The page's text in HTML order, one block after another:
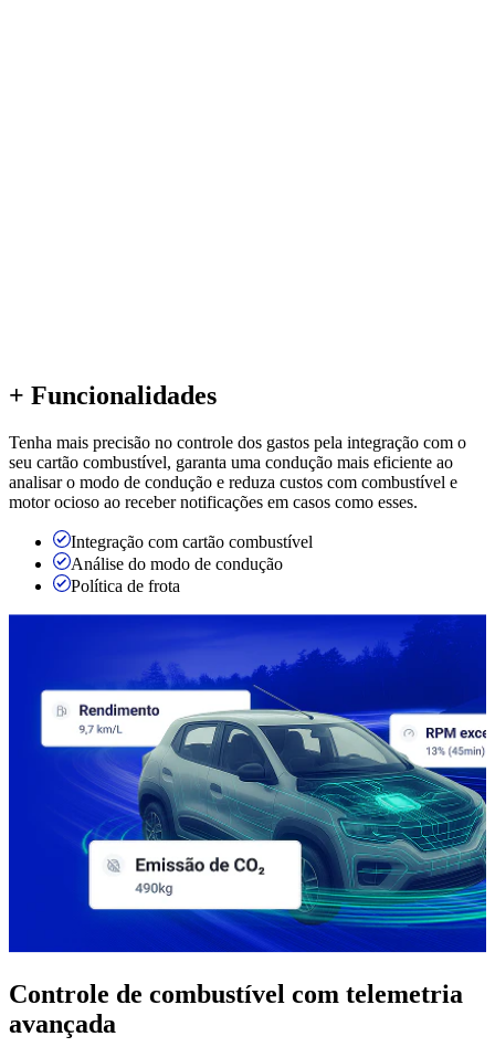
+ Funcionalidades
Tenha mais precisão no controle dos gastos pela integração com o
seu cartão combustível, garanta uma condução mais eficiente ao
analisar o modo de condução e reduza custos com combustível e
motor ocioso ao receber notificações em casos como esses.
Integração com cartão combustível
Análise do modo de condução
Política de frota
Controle de combustível com telemetria
avançada